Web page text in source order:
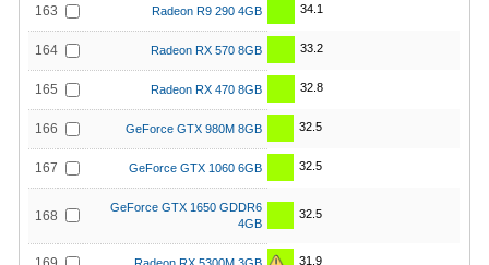
163 Radeon R9 290 4GB 34.1
164 Radeon RX 570 8GB 33.2
165 Radeon RX 470 8GB 32.8
166 GeForce GTX 980M 8GB 32.5
167 GeForce GTX 1060 6GB 32.5
168
GeForce GTX 1650 GDDR6
4GB
32.5
31.9